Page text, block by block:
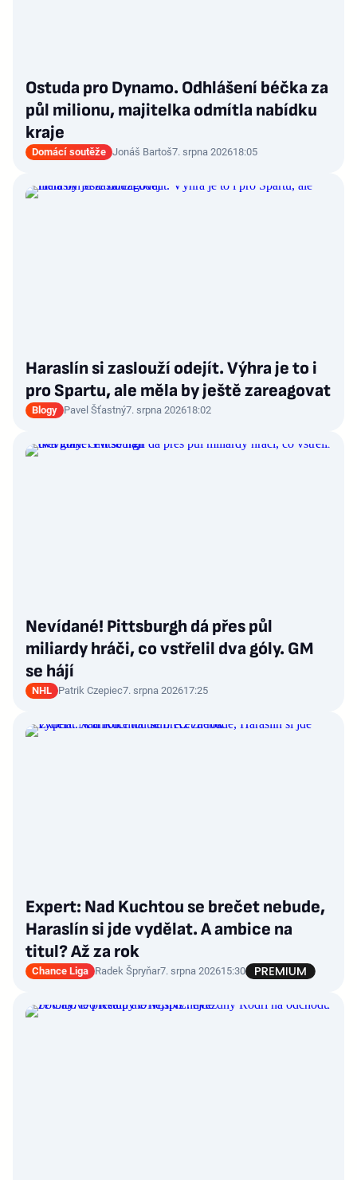
Ostuda pro Dynamo. Odhlášení béčka za
půl milionu, majitelka odmítla nabídku
kraje
Domácí soutěže Jonáš Bartoš7. srpna 202618:05
Haraslín si zaslouží odejít. Výhra je to i
pro Spartu, ale měla by ještě zareagovat
Blogy Pavel Šťastný7. srpna 202618:02
Nevídané! Pittsburgh dá přes půl
miliardy hráči, co vstřelil dva góly. GM
se hájí
NHL Patrik Czepiec7. srpna 202617:25
Expert: Nad Kuchtou se brečet nebude,
Haraslín si jde vydělat. A ambice na
titul? Až za rok
Chance Liga Radek Špryňar7. srpna 202615:30